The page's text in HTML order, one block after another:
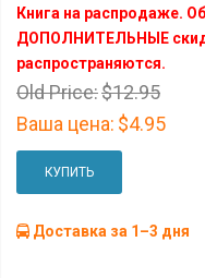
Книга на распродаже.
ДОПОЛНИТЕЛЬНЫЕ
распространяются.
Old Price:$12.95
Ваша цена: $4.95
КУПИТЬ
Доставка за 1–3 дня